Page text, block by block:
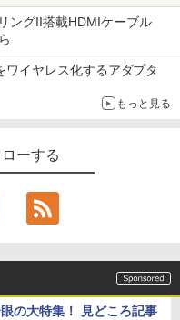
ングII搭載HDMIケーブル
イヤレス化するアダプタ
もっと見る
ーする
の大特集！ 見どころ記事